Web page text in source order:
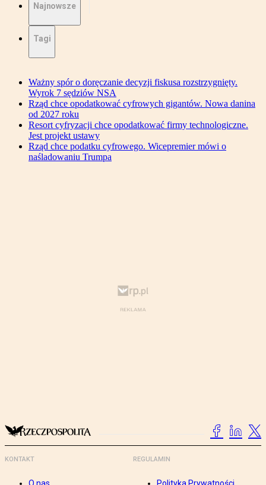
Najnowsze
Tagi
Ważny spór o doręczanie decyzji fiskusa rozstrzygnięty.
Wyrok 7 sędziów NSA
Rząd chce opodatkować cyfrowych gigantów. Nowa danina
od 2027 roku
Resort cyfryzacji chce opodatkować firmy technologiczne.
Jest projekt ustawy
Rząd chce podatku cyfrowego. Wicepremier mówi o
naśladowaniu Trumpa
KONTAKT REGULAMIN